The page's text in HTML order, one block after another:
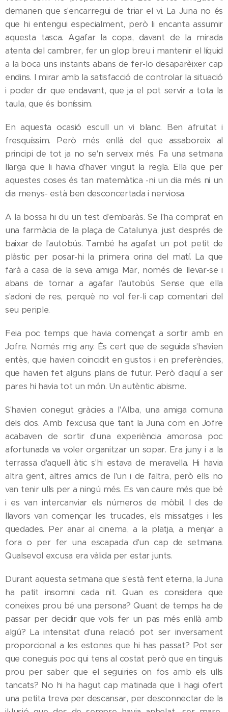
demanen que s'encarregui de triar el vi. La Juna no és
que hi entengui especialment, però li encanta assumir
aquesta tasca. Agafar la copa, davant de la mirada
atenta del cambrer, fer un glop breu i mantenir el líquid
a la boca uns instants abans de fer-lo desaparèixer cap
endins. I mirar amb la satisfacció de controlar la situació
i poder dir que endavant, que ja el pot servir a tota la
taula, que és boníssim.
En aquesta ocasió escull un vi blanc. Ben afruitat i
fresquíssim. Però més enllà del que assaboreix al
principi de tot ja no se'n serveix més. Fa una setmana
llarga que li havia d'haver vingut la regla. Ella que per
aquestes coses és tan matemàtica -ni un dia més ni un
dia menys- està ben desconcertada i nerviosa.
A la bossa hi du un test d'embaràs. Se l'ha comprat en
una farmàcia de la plaça de Catalunya, just després de
baixar de l'autobús. També ha agafat un pot petit de
plàstic per posar-hi la primera orina del matí. La que
farà a casa de la seva amiga Mar, només de llevar-se i
abans de tornar a agafar l'autobús. Sense que ella
s'adoni de res, perquè no vol fer-li cap comentari del
seu periple.
Feia poc temps que havia començat a sortir amb en
Jofre. Només mig any. És cert que de seguida s'havien
entès, que havien coincidit en gustos i en preferències,
que havien fet alguns plans de futur. Però d'aquí a ser
pares hi havia tot un món. Un autèntic abisme.
S'havien conegut gràcies a l'Alba, una amiga comuna
dels dos. Amb l'excusa que tant la Juna com en Jofre
acabaven de sortir d'una experiència amorosa poc
afortunada va voler organitzar un sopar. Era juny i a la
terrassa d'aquell àtic s'hi estava de meravella. Hi havia
altra gent, altres amics de l'un i de l'altra, però ells no
van tenir ulls per a ningú més. Es van caure més que bé
i es van intercanviar els números de mòbil. I des de
llavors van començar les trucades, els missatges i les
quedades. Per anar al cinema, a la platja, a menjar a
fora o per fer una escapada d'un cap de setmana.
Qualsevol excusa era vàlida per estar junts.
Durant aquesta setmana que s'està fent eterna, la Juna
ha patit insomni cada nit. Quan es considera que
coneixes prou bé una persona? Quant de temps ha de
passar per decidir que vols fer un pas més enllà amb
algú? La intensitat d'una relació pot ser inversament
proporcional a les estones que hi has passat? Pot ser
que coneguis poc qui tens al costat però que en tinguis
prou per saber que el seguiries on fos amb els ulls
tancats? No hi ha hagut cap matinada que li hagi ofert
una petita treva per descansar, per desconnectar de la